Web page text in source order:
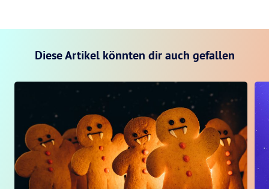
Diese Artikel könnten dir auch gefallen